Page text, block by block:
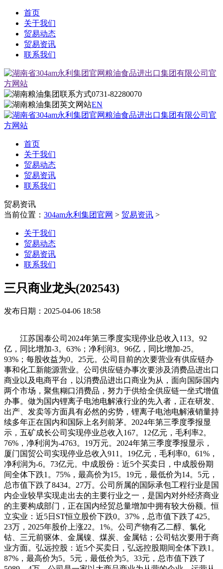
首页
关于我们
贸易动态
贸易资讯
联系我们
0731-82280070
EN
首页
关于我们
贸易动态
贸易资讯
联系我们
贸易资讯
当前位置： 304am永利集团官网 > 贸易资讯 >
关于我们
贸易动态
贸易资讯
联系我们
三只商业龙头(202543)
发布日期：2025-04-06 18:58
江苏国泰公司2024年第三季度实现停业总收入113。92
亿，同比增加-3。63%；净利润3。96亿，同比增加-25。
93%；每股收益为0。25元。公司目前的次要营业有供应链办
事和化工新能源营业。公司供应链办事次要涉及消费品进出口
商业以及电商平台，以消费品进出口商业为从，面向国际国内
两个市场，聚焦糊口消费品，努力于供给全供应链一坐式增值
办事。做为国内锂离子电池电解液行业的先入者，正在研发、
出产、发卖等方面具有必然的劣势，锂离子电池电解液销量持
续多年正在国内和国际上名列前茅。2024年第三季度季报显
示，五矿成长公司实现停业总收入167。12亿元，毛利率2。
76%，净利润为-4763。19万元。2024年第三季度季报显示，
厦门国贸公司实现停业总收入911。19亿元，毛利率0。61%，
净利润为-6。73亿元。中成股份：近5个买卖日，中成股份期
间全体下跌1。75%，最高价为15。19元，最低价为14。5元，
总市值下跌了8434。27万。公司所属的国际承包工程行业是国
内企业较早实现走出去的主要行业之一，是国内对外经济商业
的主要构成部门，正在国内经贸总量增加中拥有较大份额。恒
立实业：近5日ST恒立股价下跌0。37%，总市值下跌了425。
23万，2025年股价上涨22。1%。公司产物有乙二醇、氯化
钴、三元前驱体、金属镍、煤炭、金属钴；公司钴次要用于商
业方面。弘远控股：近5个买卖日，弘远控股期间全体下跌1。
87%，最高价为5。5元，最低价为5。33元，总市值下跌了